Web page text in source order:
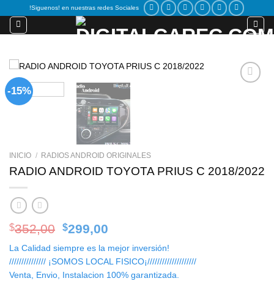
content
!Siguenos! en nuestras redes Sociales
-15%
INICIO / RADIOS ANDROID ORIGINALES
RADIO ANDROID TOYOTA PRIUS C 2018/2022
$352,00 Original
was:
$352,00.
$299,00
is:
$299,00.
La Calidad siempre es la mejor inversión!
/////////////// ¡SOMOS LOCAL FISICO¡////////////////////
Venta, Envio, Instalacion 100% garantizada.